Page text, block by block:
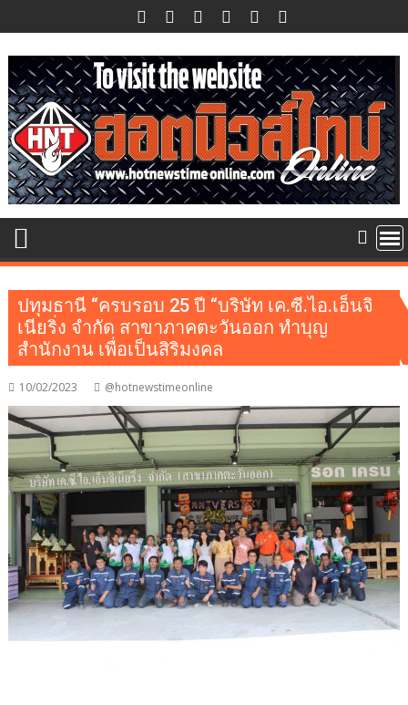
to
content
ปทุมธานี “ครบรอบ 25 ปี “บริษัท เค.ซี.ไอ.เอ็นจิ
เนียริ่ง จำกัด สาขาภาคตะวันออก ทำบุญ
สำนักงาน เพื่อเป็นสิริมงคล
10/02/2023 @hotnewstimeonline